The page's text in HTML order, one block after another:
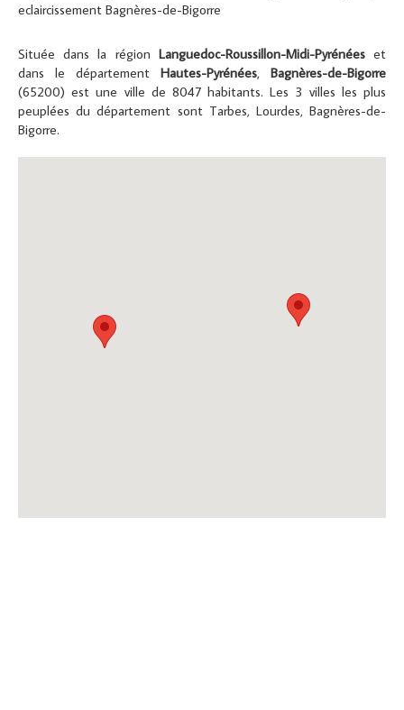
eclaircissement Bagnères-de-Bigorre
Située dans la région Languedoc-Roussillon-Midi-Pyrénéeset
dans le département Hautes-Pyrénées, Bagnères-de-Bigorre
(65200) est une ville de 8047 habitants. Les 3 villes les plus
peuplées du département sont Tarbes, Lourdes, Bagnères-de-
Bigorre.